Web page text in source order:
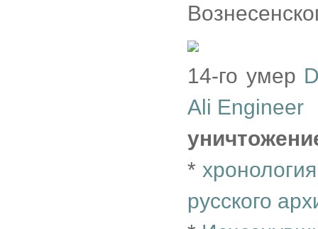
14-го умер
Ali Engineer
*
русского